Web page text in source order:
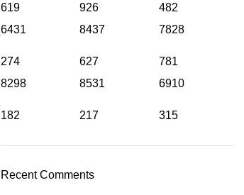
619 926
482
6431
274
8437
627
7828
781
8298
182
8531
217
6910
315
Recent Comments